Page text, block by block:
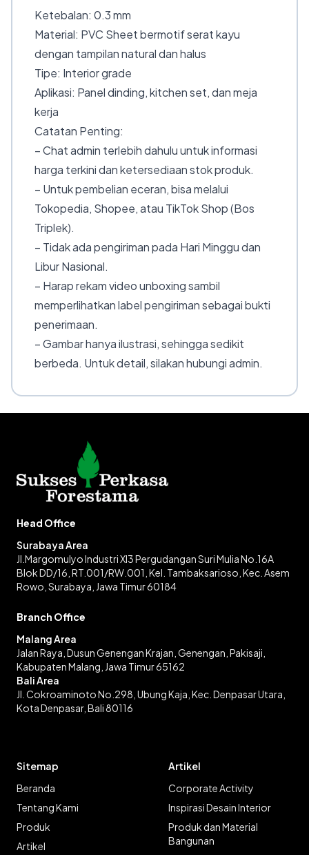
Ketebalan: 0.3 mm
Material: PVC Sheet bermotif serat kayu
dengan tampilan natural dan halus
Tipe: Interior grade
Aplikasi: Panel dinding, kitchen set, dan meja
kerja
Catatan Penting:
– Chat admin terlebih dahulu untuk informasi
harga terkini dan ketersediaan stok produk.
– Untuk pembelian eceran, bisa melalui
Tokopedia, Shopee, atau TikTok Shop (Bos
Triplek).
– Tidak ada pengiriman pada Hari Minggu dan
Libur Nasional.
– Harap rekam video unboxing sambil
memperlihatkan label pengiriman sebagai bukti
penerimaan.
– Gambar hanya ilustrasi, sehingga sedikit
berbeda. Untuk detail, silakan hubungi admin.
Head Office
Surabaya Area
Jl.Margomulyo Industri XI3 Pergudangan Suri Mulia No.16A
Blok DD/16, RT.001/RW.001, Kel. Tambaksarioso, Kec. Asem
Rowo, Surabaya, Jawa Timur 60184
Branch Office
Malang Area
Jalan Raya, Dusun Genengan Krajan, Genengan, Pakisaji,
Kabupaten Malang, Jawa Timur 65162
Bali Area
Jl. Cokroaminoto No.298, Ubung Kaja, Kec. Denpasar Utara,
Kota Denpasar, Bali 80116
Sitemap
Beranda
Tentang Kami
Produk
Artikel
Artikel
Corporate Activity
Inspirasi Desain Interior
Produk dan Material
Bangunan